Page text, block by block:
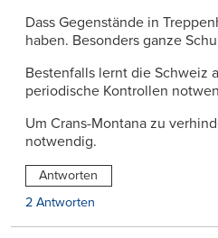
Dass Gegenstände in
haben. Besonders ganze
Bestenfalls lernt die Schweiz
periodische Kontrollen
Um Crans-Montana zu
notwendig.
Antworten
2 Antworten